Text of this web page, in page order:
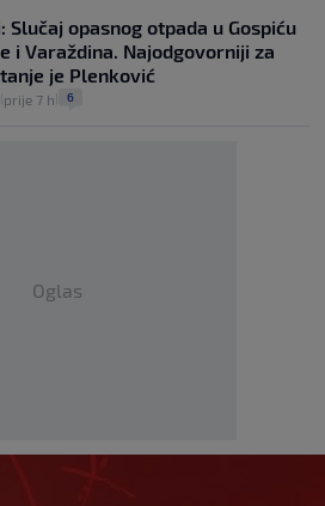
Slučaj opasnog otpada u Gospiću
i Varaždina. Najodgovorniji za
je Plenković
prije 7 h 6
Oglas